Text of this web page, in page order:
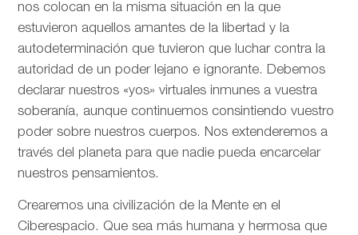
nos colocan en la misma situación en la que
estuvieron aquellos amantes de la libertad y la
autodeterminación que tuvieron que luchar contra la
autoridad de un poder lejano e ignorante. Debemos
declarar nuestros «yos» virtuales inmunes a vuestra
soberanía, aunque continuemos consintiendo vuestro
poder sobre nuestros cuerpos. Nos extenderemos a
través del planeta para que nadie pueda encarcelar
nuestros pensamientos.
Crearemos una civilización de la Mente en el
Ciberespacio. Que sea más humana y hermosa que